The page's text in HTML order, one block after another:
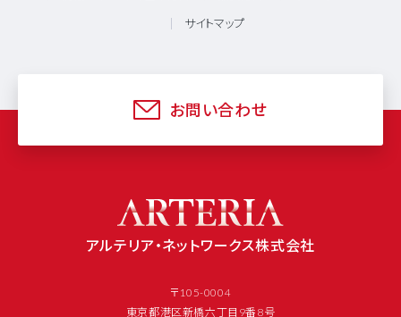
サイトマップ
お問い合わせ
アルテリア・ネットワークス株式会社
〒105-0004
東京都港区新橋六丁目9番8号